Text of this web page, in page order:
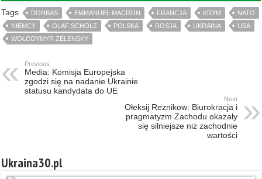
Tags DONBAS EMMANUEL MACRON FRANCJA KRYM
NATO
NIEMCY
OLAF SCHOLZ POLSKA ROSJA UKRAINA
USA
WOŁODYMYR ZELENSKY
Previous
Media: Komisja Europejska
zgodzi się na nadanie Ukrainie
statusu kandydata do UE
Next
Ołeksij Reznikow: Biurokracja i
pragmatyzm Zachodu okazały
się silniejsze niż zachodnie
wartości
Ukraina30.pl